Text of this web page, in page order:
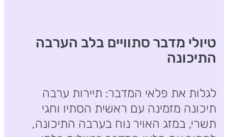
טיולי מדבר סתוויים בלב הערבה
התיכונה
לגלות את פלאי המדבר: תיירות ערבה
תיכונה מזמינה עם ראשית הסתיו וחגי
תשרי, במזג האויר נוח בערבה התיכונה,